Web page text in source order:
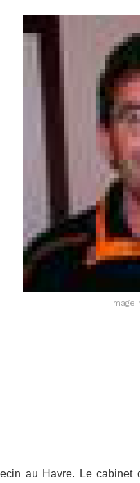
Image
au Havre. Le